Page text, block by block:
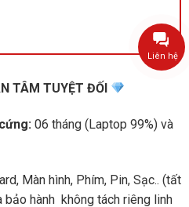
TÂM TUYỆT ĐỐI
06 tháng (Laptop 99%) và
Màn hình, Phím, Pin, Sạc.. (tất
bảo hành không tách riêng linh
Liên hệ